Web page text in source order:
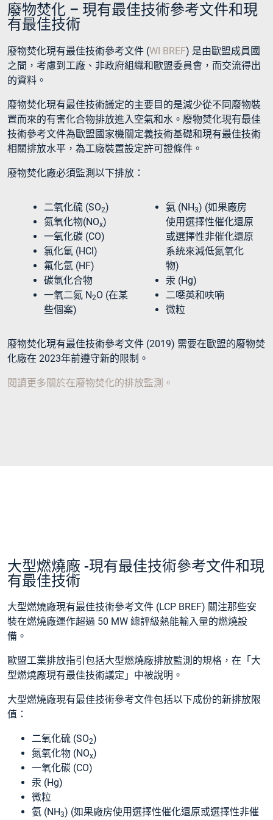
廢物焚化 – 現有最佳技術參考文件和現
有最佳技術
廢物焚化現有最佳技術參考文件 (WI BREF) 是由歐盟成員國
之間，考慮到工廠、非政府組織和歐盟委員會，而交流得出
的資料。
廢物焚化現有最佳技術議定的主要目的是減少從不同廢物裝
置而來的有害化合物排放進入空氣和水。廢物焚化現有最佳
技術參考文件為歐盟國家機關定義技術基礎和現有最佳技術
相關排放水平，為工廠裝置設定許可證條件。
廢物焚化廠必須監測以下排放：
二氧化硫 (SO2)
氮氧化物(NOx)
一氧化碳 (CO)
氯化氫 (HCl)
氟化氫 (HF)
碳氫化合物
一氧二氮 N2O (在某
些個案)
氨 (NH3) (如果廠房
使用選擇性催化還原
或選擇性非催化還原
系統來減低氮氧化
物)
汞 (Hg)
二噁英和呋喃
微粒
廢物焚化現有最佳技術參考文件 (2019) 需要在歐盟的廢物焚
化廠在 2023年前遵守新的限制。
閱讀更多關於在廢物焚化的排放監測。
大型燃燒廠 -現有最佳技術參考文件和現
有最佳技術
大型燃燒廠現有最佳技術參考文件 (LCP BREF) 關注那些安
裝在燃燒廠運作超過 50 MW 總評級熱能輸入量的燃燒設
備。
歐盟工業排放指引包括大型燃燒廠排放監測的規格，在「大
型燃燒廠現有最佳技術議定」中被說明。
大型燃燒廠現有最佳技術參考文件包括以下成份的新排放限
值：
二氧化硫 (SO2)
氮氧化物 (NOx)
一氧化碳 (CO)
汞 (Hg)
微粒
氨 (NH3) (如果廠房使用選擇性催化還原或選擇性非催